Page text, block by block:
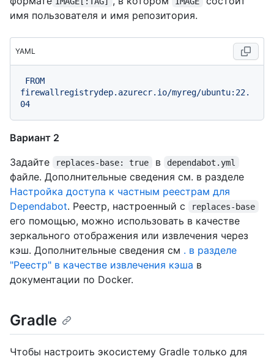
имя пользователя и имя репозитория.
YAML
FROM
firewallregistrydep.azurecr.io/myreg/ubuntu:22.
04
Вариант 2
Задайте
replaces-base: true в dependabot.yml
файле. Дополнительные сведения см. в разделе
Настройка доступа к частным реестрам для
Dependabot. Реестр, настроенный с replaces-base
его помощью, можно использовать в качестве
зеркального отображения или извлечения через
кэш. Дополнительные сведения см . в разделе
"Реестр" в качестве извлечения кэша в
документации по Docker.
Gradle
Чтобы настроить экосистему Gradle только для